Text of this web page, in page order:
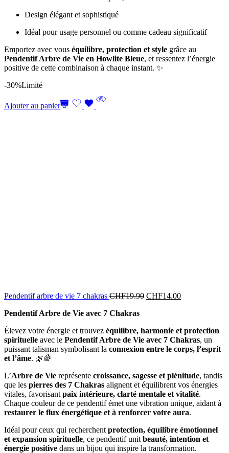
Design élégant et sophistiqué
Idéal pour usage personnel ou comme cadeau significatif
Emportez avec vous équilibre, protection et style grâce au
Pendentif Arbre de Vie en Howlite Bleue, et ressentez l’énergie
positive de cette combinaison à chaque instant. ✨
-30%Limité
Ajouter au panier
Pendentif arbre de vie 7 chakras CHF19.90 CHF14.00
Pendentif Arbre de Vie avec 7 Chakras
Élevez votre énergie et trouvez équilibre, harmonie et protection
spirituelle avec le Pendentif Arbre de Vie avec 7 Chakras, un
puissant talisman symbolisant la connexion entre le corps, l’esprit
et l’âme. 🌿🌈
L’Arbre de Vie représente croissance, sagesse et plénitude, tandis
que les pierres des 7 Chakras alignent et équilibrent vos énergies
vitales, favorisant paix intérieure, clarté mentale et vitalité.
Chaque couleur de ce pendentif émet une vibration unique, aidant à
restaurer le flux énergétique et à renforcer votre aura.
Idéal pour ceux qui recherchent protection, équilibre émotionnel
et expansion spirituelle, ce pendentif unit beauté, intention et
énergie positive dans un bijou qui inspire la transformation.